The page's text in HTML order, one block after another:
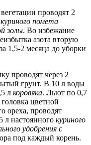
проводят 2
куриного помета
золы. Во избежание
азота вторую
1,5-2 месяца до уборки
проводят через 2
грунт. В 10 л воды
л коровяка. Льют по 0,7
цветной
ореха, проводят
л настоянного куриного
удобрения с
под каждый корень.